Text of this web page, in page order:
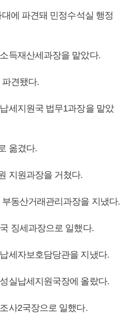
에 파견돼 민정수석실 행정
득재산세과장을 맡았다.
견됐다.
세지원국 법무1과장을 맡았
옮겼다.
지원과장을 거쳤다.
동산거래관리과장을 지냈다.
징세과장으로 일했다.
세자보호담당관을 지냈다.
실납세지원국장에 올랐다.
사2국장으로 일했다.